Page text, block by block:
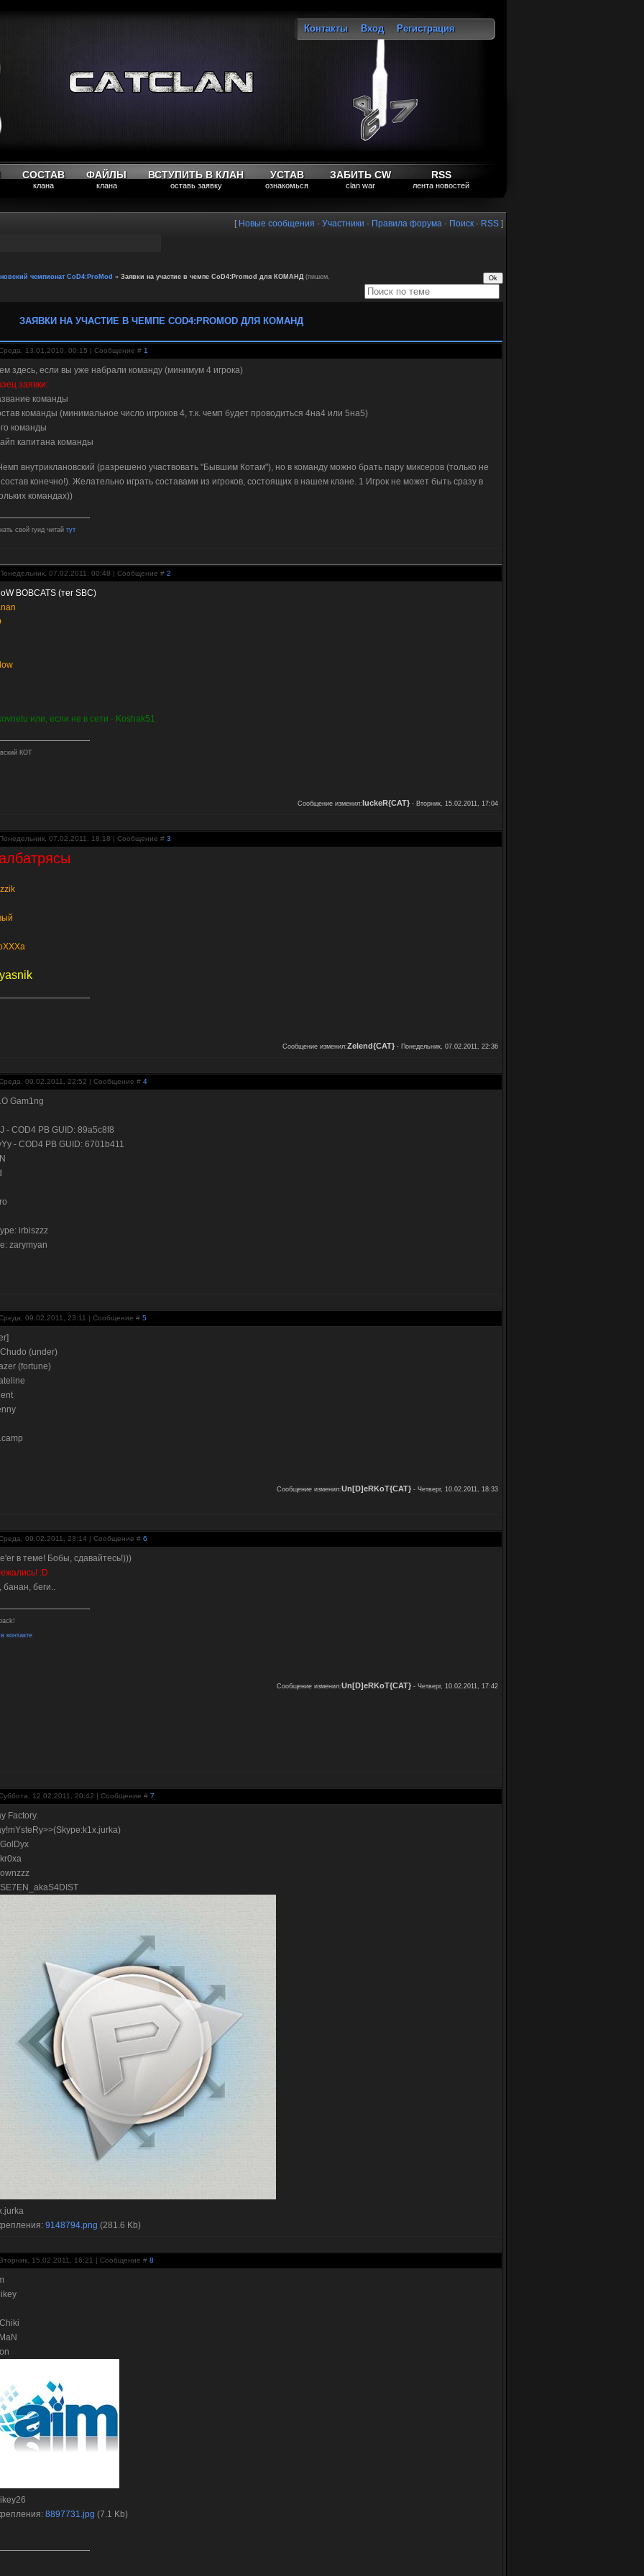
Контакты Вход
Регистрация
СОСТАВ
клана
ФАЙЛЫ
клана
ВСТУПИТЬ В КЛАН
оставь заявку
УСТАВ
ознакомься
ЗАБИТЬ CW
clan war
RSS
лента новостей
[ Новые сообщения · Участники · Правила форума · Поиск · RSS ]
чемпионат CoD4:ProMod » Заявки на участие в чемпе CoD4:Promod для КОМАНД (пишем,
ЗАЯВКИ НА УЧАСТИЕ В ЧЕМПЕ COD4:PROMOD ДЛЯ КОМАНД
13.01.2010, 00:15 | Сообщение # 1
здесь, если вы уже набрали команду (минимум 4 игрока)
заявки:
команды
команды (минимальное число игроков 4, т.к. чемп будет проводиться 4на4 или 5на5)
команды
капитана команды
внутриклановский (разрешено участвовать "Бывшим Котам"), но в команду можно брать пару миксеров (только не
состав конечно!). Желательно играть составами из игроков, состоящих в нашем клане. 1 Игрок не может быть сразу в
командах))
свой гуид читай тут
07.02.2011, 00:48 | Сообщение # 2
BOBCATS (тег SBC)
или, если не в сети - Koshak51
КОТ
Сообщение изменил:luckeR{CAT} - Вторник, 15.02.2011, 17:04
07.02.2011, 18:18 | Сообщение # 3
Сообщение изменил:Zelend{CAT} - Понедельник, 07.02.2011, 22:36
09.02.2011, 22:52 | Сообщение # 4
Gam1ng
- COD4 PB GUID: 89a5c8f8
- COD4 PB GUID: 6701b411
irbiszzz
zarymyan
09.02.2011, 23:11 | Сообщение # 5
(under)
(fortune)
Сообщение изменил:Un[D]eRKoT{CAT} - Четверг, 10.02.2011, 18:33
09.02.2011, 23:14 | Сообщение # 6
в теме! Бобы, сдавайтесь!)))
:D
банан, беги..
контакте
Сообщение изменил:Un[D]eRKoT{CAT} - Четверг, 10.02.2011, 17:42
12.02.2011, 20:42 | Сообщение # 7
Factory.
9148794.png (281.6 Kb)
15.02.2011, 16:21 | Сообщение # 8
8897731.jpg (7.1 Kb)